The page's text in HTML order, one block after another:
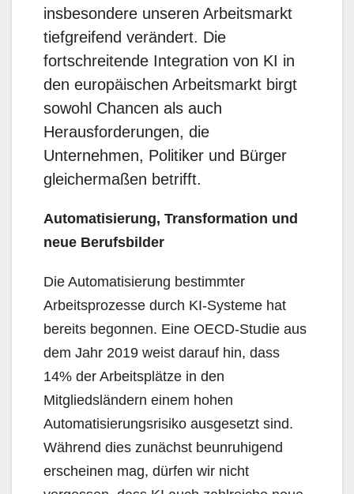
insbesondere unseren Arbeitsmarkt
tiefgreifend verändert. Die
fortschreitende Integration von KI in
den europäischen Arbeitsmarkt birgt
sowohl Chancen als auch
Herausforderungen, die
Unternehmen, Politiker und Bürger
gleichermaßen betrifft.
Automatisierung, Transformation und
neue Berufsbilder
Die Automatisierung bestimmter
Arbeitsprozesse durch KI-Systeme hat
bereits begonnen. Eine OECD-Studie aus
dem Jahr 2019 weist darauf hin, dass
14% der Arbeitsplätze in den
Mitgliedsländern einem hohen
Automatisierungsrisiko ausgesetzt sind.
Während dies zunächst beunruhigend
erscheinen mag, dürfen wir nicht